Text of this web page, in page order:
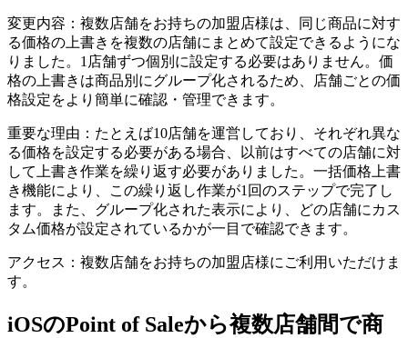
周辺機器
変更内容：複数店舗をお持ちの加盟店様は、同じ商品に対す
る価格の上書きを複数の店舗にまとめて設定できるようにな
りました。1店舗ずつ個別に設定する必要はありません。価
格の上書きは商品別にグループ化されるため、店舗ごとの価
格設定をより簡単に確認・管理できます。
重要な理由：たとえば10店舗を運営しており、それぞれ異な
る価格を設定する必要がある場合、以前はすべての店舗に対
して上書き作業を繰り返す必要がありました。一括価格上書
き機能により、この繰り返し作業が1回のステップで完了し
ます。また、グループ化された表示により、どの店舗にカス
タム価格が設定されているかが一目で確認できます。
アクセス：複数店舗をお持ちの加盟店様にご利用いただけま
す。
iOSのPoint of Saleから複数店舗間で商